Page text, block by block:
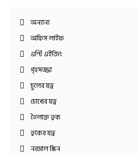
অন্যান্য
অফিস লাইফ
এন্টি এইজিং
গৃহসজ্জা
চুলের যত্ন
চোখের যত্ন
তৈলাক্ত ত্বক
ত্বকের যত্ন
নরমাল স্কিন